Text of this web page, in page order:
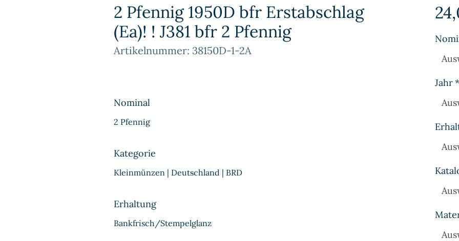
2 Pfennig 1950D bfr Erstabschlag
(Ea)! ! J381 bfr 2 Pfennig
Artikelnummer: 38150D-1-2A
Nominal
2 Pfennig
Kategorie
Kleinmünzen | Deutschland | BRD
Erhaltung
Bankfrisch/Stempelglanz
Jahr*